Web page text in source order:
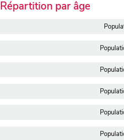
Répartition par âge